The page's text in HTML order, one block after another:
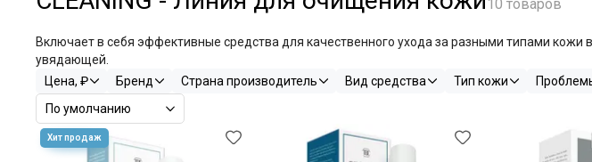
Включает в себя эффективные средства для качественного ухода за разными типами кожи
увядающей.
Цена, ₽
Бренд Страна производитель Вид средства Тип кожи